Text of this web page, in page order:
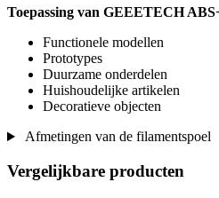
Toepassing van GEEETECH
Functionele modellen
Prototypes
Duurzame onderdelen
Huishoudelijke artikelen
Decoratieve objecten
Afmetingen van de filamentspoel
Vergelijkbare producten